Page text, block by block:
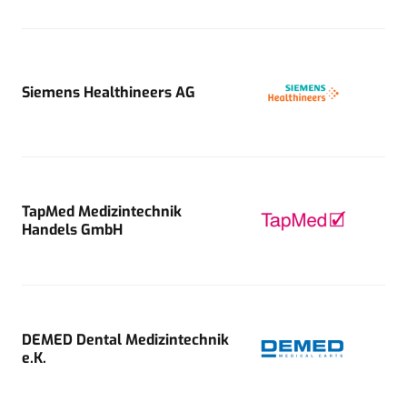
Siemens Healthineers AG
TapMed Medizintechnik
Handels GmbH
DEMED Dental Medizintechnik
e.K.